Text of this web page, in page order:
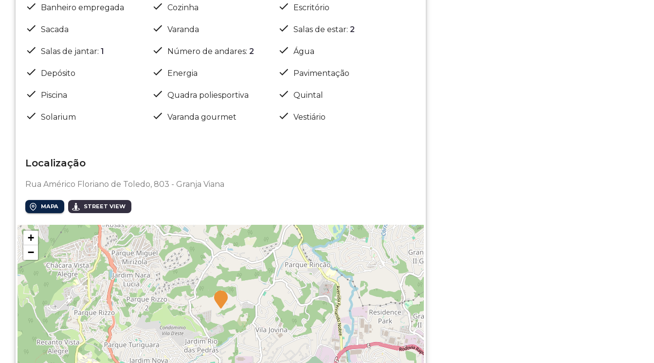
Banheiro empregada Cozinha Escritório
Sacada Varanda Salas de estar:2
Salas de jantar: 1 Número de andares: 2 Água
Depósito Energia Pavimentação
Piscina Quadra poliesportiva Quintal
Solarium Varanda gourmet Vestiário
Localização
Rua Américo Floriano de Toledo, 803 - Granja Viana
MAPA STREET VIEW
+
−